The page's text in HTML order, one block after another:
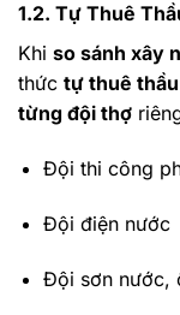
1.2. Tự Thuê
Khi so sánh xây
thức tự thuê thầu
từng đội thợ
Đội thi công
Đội điện nước
Đội sơn nước,